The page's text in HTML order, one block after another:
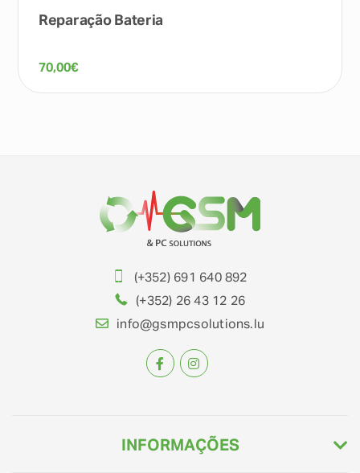
Reparação Bateria
70,00€
(+352) 691 640 892
(+352) 26 43 12 26
info@gsmpcsolutions.lu
INFORMAÇÕES